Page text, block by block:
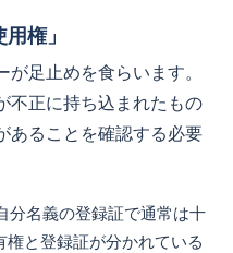
権」
足止めを食らいます。
不正に持ち込まれたもの
あることを確認する必要
名義の登録証で通常は十
と登録証が分かれている